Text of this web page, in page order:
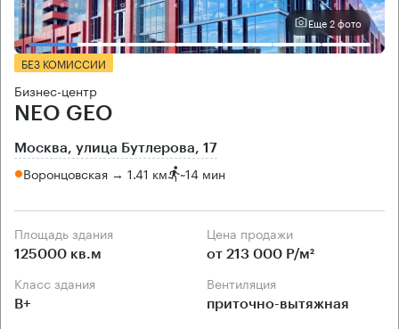
Еще 2 фото
БЕЗ КОМИССИИ
Бизнес-центр
NEO GEO
Москва, улица Бутлерова, 17
Воронцовская → 1.41 км ~14 мин
Площадь здания
125000 кв.м
Цена продажи
от 213 000 Р/м²
Класс здания
B+
Вентиляция
приточно-вытяжная